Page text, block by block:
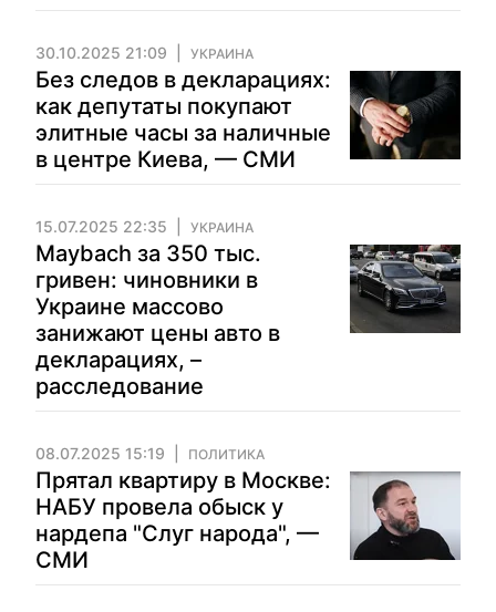
30.10.2025 21:09 УКРАИНА
Без следов в декларациях:
как депутаты покупают
элитные часы за наличные
в центре Киева, — СМИ
15.07.2025 22:35 УКРАИНА
Maybach за 350 тыс.
гривен: чиновники в
Украине массово
занижают цены авто в
декларациях, –
расследование
08.07.2025 15:19 ПОЛИТИКА
Прятал квартиру в Москве:
НАБУ провела обыск у
нардепа "Слуг народа", —
СМИ